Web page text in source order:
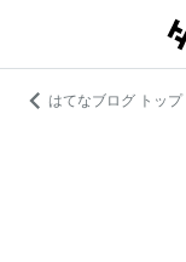
はてなブログ トップ